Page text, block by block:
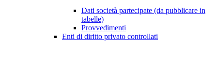
Dati società partecipate (da pubblicare in
tabelle)
Provvedimenti
Enti di diritto privato controllati